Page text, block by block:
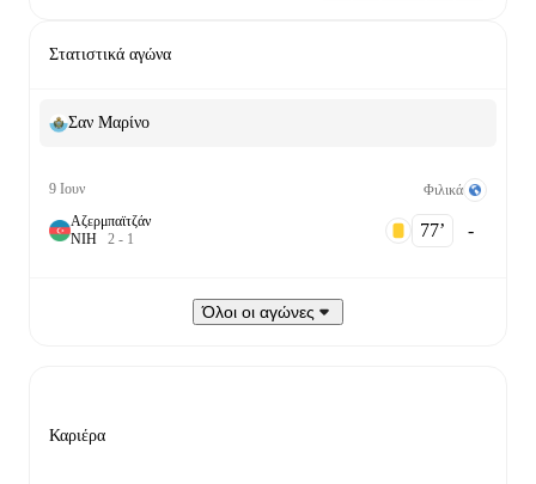
Στατιστικά αγώνα
Σαν Μαρίνο
9 Ιουν
Φιλικά
Αζερμπαϊτζάν
ΝΙΗ 2 - 1 77‎’‎ -
Όλοι οι αγώνες
Καριέρα